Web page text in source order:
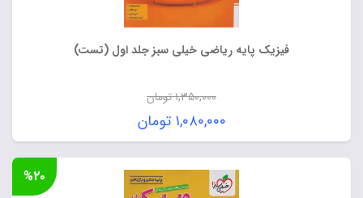
فیزیک پایه ریاضی خیلی سبز جلد اول (تست)
۱,۳۵۰,۰۰۰تومان
قیمت
اصلی:
۱,۳۵۰,۰۰۰ تومان
بود.
۱,۰۸۰,۰۰۰ تومان
قیمت
فعلی:
۱,۰۸۰,۰۰۰ تومان.
%۲۰